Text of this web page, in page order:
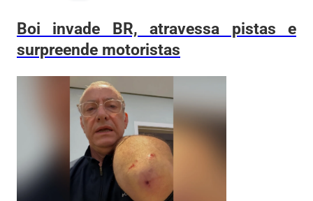
Boi invade BR, atravessa pistas e
surpreende motoristas